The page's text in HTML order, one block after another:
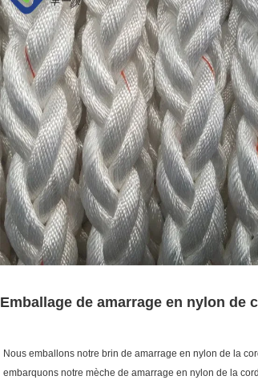
Emballage de amarrage en nylon de
Nous emballons notre brin de amarrage en nylon de la
embarquons notre mèche de amarrage en nylon de la